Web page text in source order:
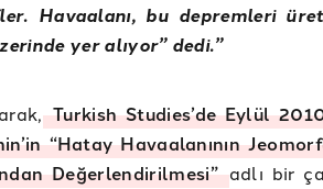
Havaalanı, bu depremleri
yer alıyor” dedi.”
Turkish Studies’de Eylül
“Hatay Havaalanının
Değerlendirilmesi”adlı bir